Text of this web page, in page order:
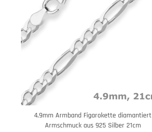
4,9mm Armband Figarokette diamantiert
Armschmuck aus 925 Silber 21cm